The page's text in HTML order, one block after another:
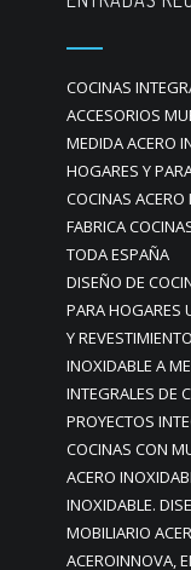
COCINAS
ACCESORIOS
MEDIDA ACERO
HOGARES Y
COCINAS ACERO
FABRICA
TODA ESPAÑA
DISEÑO DE
PARA HOGARES
Y
INOXIDABLE A
INTEGRALES DE
PROYECTOS
COCINAS CON
ACERO
INOXIDABLE.
MOBILIARIO
ACEROINNOVA,